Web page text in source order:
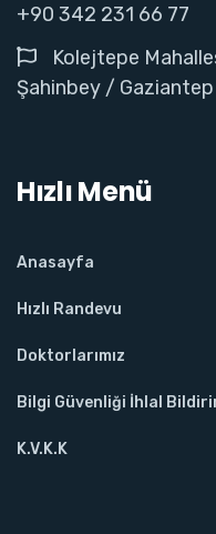
+90 342 231 66 77
Kolejtepe
Şahinbey / Gaziantep
Hızlı Menü
Anasayfa
Hızlı Randevu
Doktorlarımız
Bilgi Güvenliği İhlal
K.V.K.K